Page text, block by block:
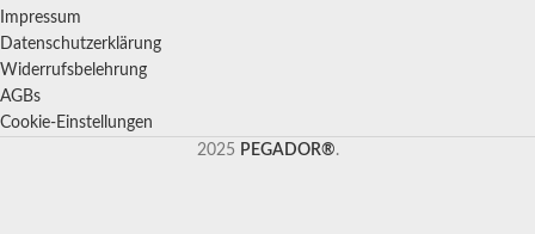
Impressum
Datenschutzerklärung
Widerrufsbelehrung
AGBs
Cookie-Einstellungen
2025 PEGADOR®.